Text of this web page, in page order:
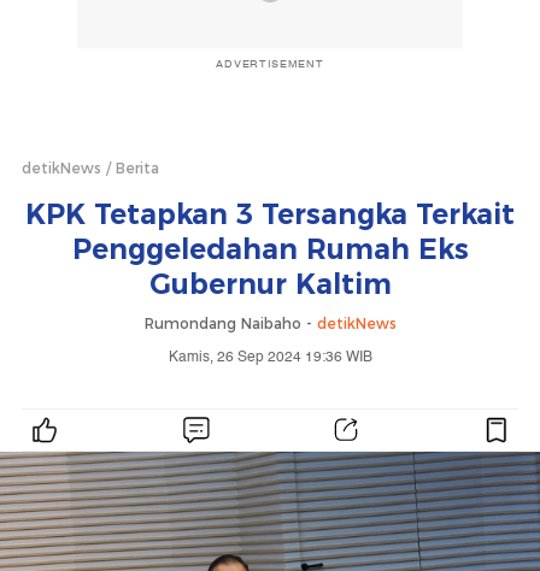
ADVERTISEMENT
detikNews Berita
KPK Tetapkan 3 Tersangka Terkait
Penggeledahan Rumah Eks
Gubernur Kaltim
Rumondang Naibaho - detikNews
Kamis, 26 Sep 2024 19:36 WIB